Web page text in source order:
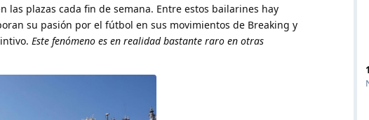
1
las plazas cada fin de semana. Entre estos bailarines hay
su pasión por el fútbol en sus movimientos de Breaking y
Este fenómeno es en realidad bastante raro en otras